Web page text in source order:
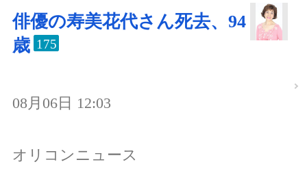
俳優の寿美花代さん死去、94
歳 175
08月06日 12:03
オリコンニュース